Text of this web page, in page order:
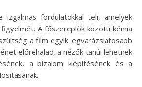
izgalmas fordulatokkal teli, amelyek
A főszereplők közötti kémia
a film egyik legvarázslatosabb
előrehalad, a nézők tanúi lehetnek
a bizalom kiépítésének és a